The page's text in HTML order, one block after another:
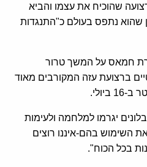
שהוכיח את עצמו והביא
שהוא נתפס בעולם כ"התנגדות
חמאס על המשך טרור
פוליטיים ברצועת עזה המקורבים מאוד
יגרמו למלחמה ולעימות
השימוש בהם-איננו רוצים
בכל הכוח".